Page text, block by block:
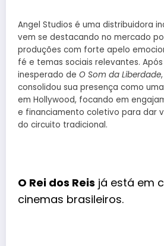
Angel Studios é uma distribuidora
vem se destacando no mercado
produções com forte apelo
fé e temas sociais relevantes.
inesperado de O Som da Liberdade
consolidou sua presença como
em Hollywood, focando em
e financiamento coletivo para dar
do circuito tradicional.
O Rei dos Reis já está em
cinemas brasileiros.